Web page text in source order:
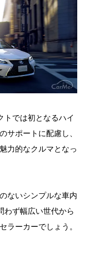
トでは初となるハイ
サポートに配慮し、
力的なクルマとなっ
ないシンプルな車内
わず幅広い世代から
ラーカーでしょう。